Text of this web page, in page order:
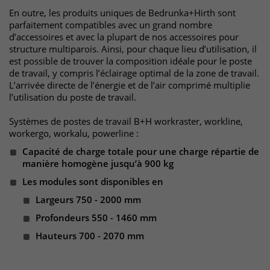
En outre, les produits uniques de Bedrunka+Hirth sont
parfaitement compatibles avec un grand nombre
d’accessoires et avec la plupart de nos accessoires pour
structure multiparois. Ainsi, pour chaque lieu d’utilisation, il
est possible de trouver la composition idéale pour le poste
de travail, y compris l’éclairage optimal de la zone de travail.
L’arrivée directe de l’énergie et de l’air comprimé multiplie
l’utilisation du poste de travail.
Systèmes de postes de travail B+H workraster, workline,
workergo, workalu, powerline :
Capacité de charge totale pour une charge répartie de
manière homogène jusqu’à 900 kg
Les modules sont disponibles en
Largeurs 750 - 2000 mm
Profondeurs 550 - 1460 mm
Hauteurs 700 - 2070 mm
Anbieter TYPO3
Laufzeit 1 Jahr
Zweck
Enthält die gewählten Tracking-Optin-
Einstellungen.
Besuchs der Webseite zu identifizieren.
Name _pk_id
Anbieter Matomo
Zweck
Das Cookie wird von Matomo installiert.
Das Cookie wird verwendet, um
Besucher-, Sitzungs- und
Kampagnendaten zu berechnen und
die Nutzung der Website für den
Analysebericht der Website zu
verfolgen. Die Cookies speichern
Informationen anonym und weisen